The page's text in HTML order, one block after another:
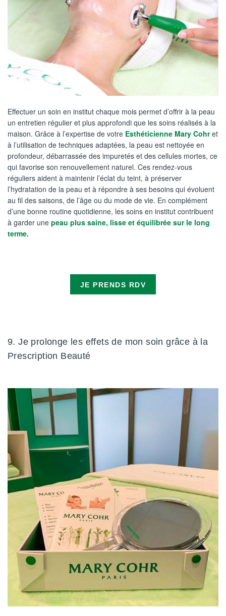
Effectuer un soin en institut chaque mois permet d’offrir à la peau
un entretien régulier et plus approfondi que les soins réalisés à la
maison. Grâce à l’expertise de votre Esthéticienne Mary Cohret
à l’utilisation de techniques adaptées, la peau est nettoyée en
profondeur, débarrassée des impuretés et des cellules mortes, ce
qui favorise son renouvellement naturel. Ces rendez-vous
réguliers aident à maintenir l’éclat du teint, à préserver
l’hydratation de la peau et à répondre à ses besoins qui évoluent
au fil des saisons, de l’âge ou du mode de vie. En complément
d’une bonne routine quotidienne, les soins en institut contribuent
à garder une peau plus saine, lisse et équilibrée sur le long
terme.
JE PRENDS RDV
9. Je prolonge les effets de mon soin grâce à la
Prescription Beauté